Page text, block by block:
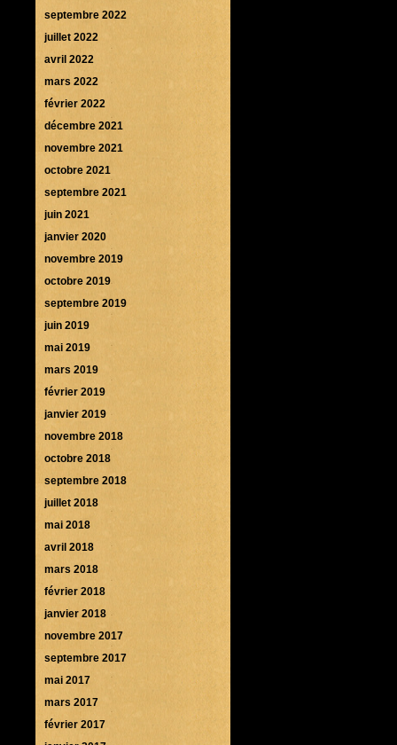
septembre 2022
juillet 2022
avril 2022
mars 2022
février 2022
décembre 2021
novembre 2021
octobre 2021
septembre 2021
juin 2021
janvier 2020
novembre 2019
octobre 2019
septembre 2019
juin 2019
mai 2019
mars 2019
février 2019
janvier 2019
novembre 2018
octobre 2018
septembre 2018
juillet 2018
mai 2018
avril 2018
mars 2018
février 2018
janvier 2018
novembre 2017
septembre 2017
mai 2017
mars 2017
février 2017